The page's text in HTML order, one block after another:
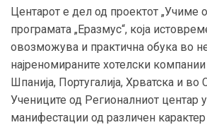
Центарот е дел од проектот „Учиме
програмата „Еразмус“, која
овозможува и практична обука во
најреномираните хотелски компании
Шпанија, Португалија, Хрватска и во
Учениците од Регионалниот центар
манифестации од различен карактер